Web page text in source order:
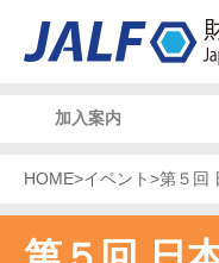
加入案内
HOME>イベント >第５回